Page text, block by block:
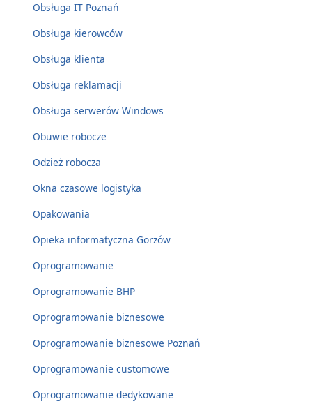
Obsługa IT Poznań
Obsługa kierowców
Obsługa klienta
Obsługa reklamacji
Obsługa serwerów Windows
Obuwie robocze
Odzież robocza
Okna czasowe logistyka
Opakowania
Opieka informatyczna Gorzów
Oprogramowanie
Oprogramowanie BHP
Oprogramowanie biznesowe
Oprogramowanie biznesowe Poznań
Oprogramowanie customowe
Oprogramowanie dedykowane